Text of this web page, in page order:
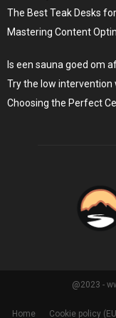
The Best Teak Desks
Mastering Content
Is een sauna goed om
Try the low
Choosing the Perfect
@2023 -
Home Cookie policy